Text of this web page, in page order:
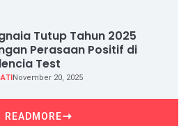
Tutup Tahun 2025
Perasaan Positif di
Test
November 20, 2025
READMORE